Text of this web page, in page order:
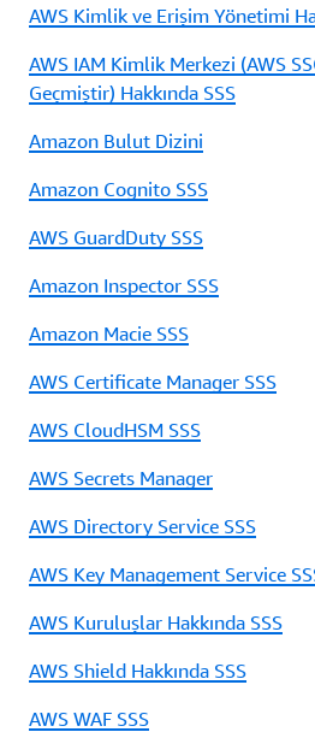
AWS Kimlik ve Erişim Yönetimi
AWS IAM Kimlik Merkezi (AWS
Geçmiştir) Hakkında SSS
Amazon Bulut Dizini
Amazon Cognito SSS
AWS GuardDuty SSS
Amazon Inspector SSS
Amazon Macie SSS
AWS Certificate Manager SSS
AWS CloudHSM SSS
AWS Secrets Manager
AWS Directory Service SSS
AWS Key Management Service
AWS Kuruluşlar Hakkında SSS
AWS Shield Hakkında SSS
AWS WAF SSS